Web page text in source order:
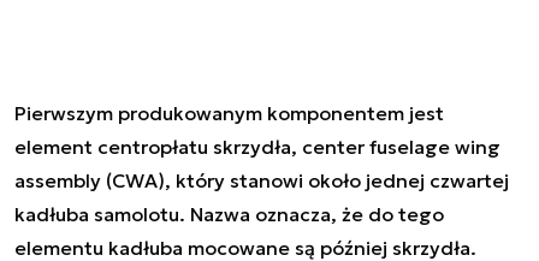
Pierwszym produkowanym komponentem jest
element centropłatu skrzydła, center fuselage wing
assembly (CWA), który stanowi około jednej czwartej
kadłuba samolotu. Nazwa oznacza, że do tego
elementu kadłuba mocowane są później skrzydła.